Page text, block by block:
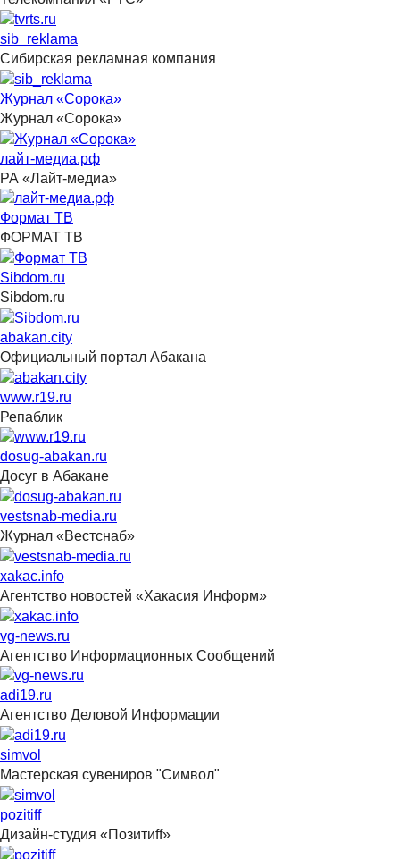
sib_reklama
Сибирская рекламная компания
Журнал «Сорока»
Журнал «Сорока»
лайт-медиа.рф
РА «Лайт-медиа»
Формат ТВ
ФОРМАТ ТВ
Sibdom.ru
Sibdom.ru
abakan.city
Официальный портал Абакана
www.r19.ru
Репаблик
dosug-abakan.ru
Досуг в Абакане
vestsnab-media.ru
Журнал «Вестснаб»
xakac.info
Агентство новостей «Хакасия Информ»
vg-news.ru
Агентство Информационных Сообщений
adi19.ru
Агентство Деловой Информации
simvol
Мастерская сувениров "Символ"
pozitiff
Дизайн-студия «Позитиff»